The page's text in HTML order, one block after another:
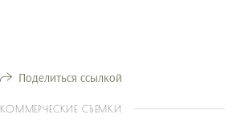
Поделиться ссылкой
КОММЕРЧЕСКИЕ СЪЕМКИ